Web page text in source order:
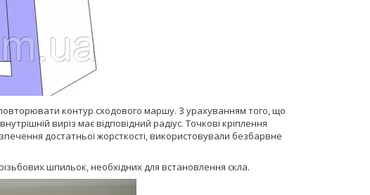
контур сходового маршу. З урахуванням того, що
виріз має відповідний радіус. Точкові кріплення
достатньої жорсткості, використовували безбарвне
шпильок, необхідних для встановлення скла.